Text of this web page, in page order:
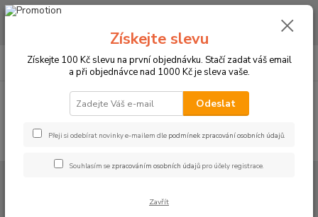
CHCETE NAKOUPIT VĚTŠÍ MNOŽSTVÍ NAŠICH PRODUKTŮ ZA LEPŠÍ
CZK
Hledat
+420 773 794 023
Pondělí-pátek 9-16 hodin
0
Získejte slevu
Získejte 100 Kč slevu na první objednávku. Stačí zadat váš email
a při objednávce nad 1000 Kč je sleva vaše.
Odeslat
Přeji si odebírat novinky e-mailem dle podmínek zpracování osobních údajů.
Souhlasím se zpracováním osobních údajů pro účely registrace.
Zavřít